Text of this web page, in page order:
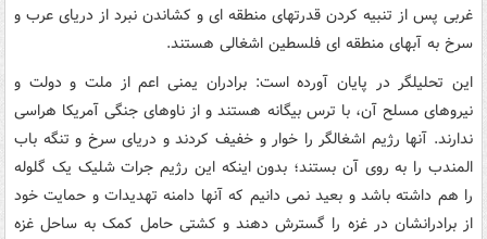
غربی پس از تنبیه کردن قدرتهای منطقه ای و کشاندن نبرد از دریای عرب و
سرخ به آبهای منطقه ای فلسطین اشغالی هستند.
این تحلیلگر در پایان آورده است: برادران یمنی اعم از ملت و دولت و
نیروهای مسلح آن، با ترس بیگانه هستند و از ناوهای جنگی آمریکا هراسی
ندارند. آنها رژیم اشغالگر را خوار و خفیف کردند و دریای سرخ و تنگه باب
المندب را به روی آن بستند؛ بدون اینکه این رژیم جرات شلیک یک گلوله
را هم داشته باشد و بعید نمی دانیم که آنها دامنه تهدیدات و حمایت خود
از برادرانشان در غزه را گسترش دهند و کشتی حامل کمک به ساحل غزه